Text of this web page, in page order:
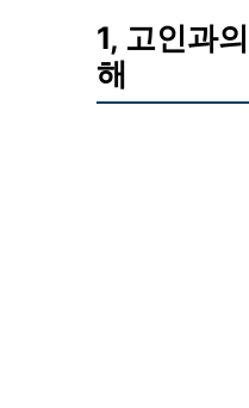
1, 고인과
해